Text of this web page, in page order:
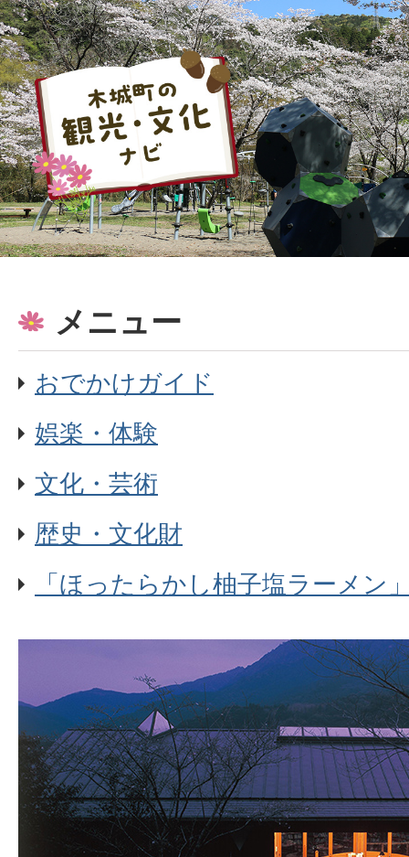
メニュー
おでかけガイド
娯楽・体験
文化・芸術
歴史・文化財
「ほったらかし柚子塩ラーメン